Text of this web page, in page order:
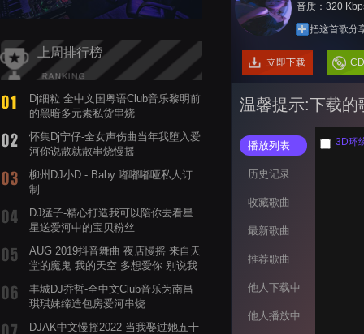
上周排行榜
Dj细粒 全中文国粤语Club音乐黎明前
的黑暗多元素私货串烧
怀集Dj宁仔-全女声伤曲当年我堕入爱
河你说散就散串烧慢摇
柳州DJ小D - Baby 嘟嘟嘟哑私人订
制
DJ猛子-精心打造我可以陪你去看星
星送爱河中的宝贝粉丝
AUG 2019抖音舞曲 夜店慢摇 来自天
堂的魔鬼 我的天空 多想爱你 别说我
丰城DJ乔哲-全中文Club音乐为南昌
琪琪妹缔造包房爱河串烧
DJAK中文慢摇2022 当我娶过她五十
音质：320
把这首歌分
立即下载
温馨提示:下载的
播放列表
历史记录
收藏歌曲
最新歌曲
推荐歌曲
他人下载中
他人播放中
3D环